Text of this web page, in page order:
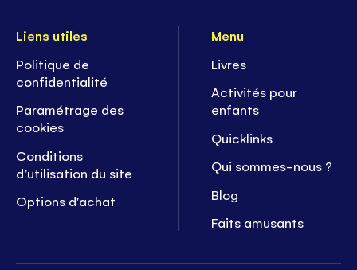
Liens utiles
Politique de
confidentialité
Paramétrage des
cookies
Conditions
d’utilisation du site
Options d'achat
Menu
Livres
Activités pour
enfants
Quicklinks
Qui sommes-nous ?
Blog
Faits amusants